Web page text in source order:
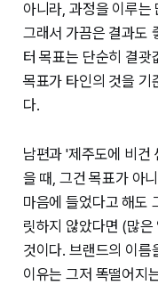
아니라, 과정을 이루는
그래서 가끔은 결과도
터 목표는 단순히 결괏
목표가 타인의 것을 기
다.
남편과 '제주도에 비건
을 때, 그건 목표가 아
마음에 들었다고 해도
릿하지 않았다면 (많
것이다. 브랜드의 이
이유는 그저 똑떨어지